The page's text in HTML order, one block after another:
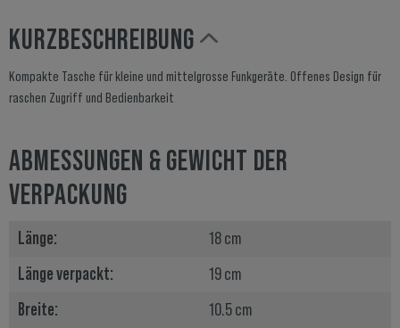
KURZBESCHREIBUNG
Kompakte Tasche für kleine und mittelgrosse Funkgeräte. Offenes Design für
raschen Zugriff und Bedienbarkeit
ABMESSUNGEN & GEWICHT DER
VERPACKUNG
Länge:
18 cm
Länge verpackt:
19 cm
Breite:
10.5 cm